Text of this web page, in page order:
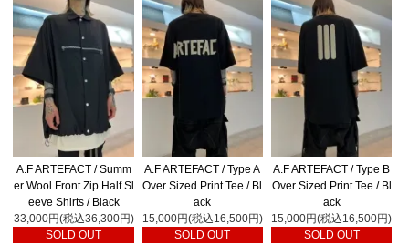
A.F ARTEFACT / Summ
er Wool Front Zip Half Sl
eeve Shirts / Black
33,000円(税込36,300円)
SOLD OUT
A.F ARTEFACT / Type A
Over Sized Print Tee / Bl
ack
15,000円(税込16,500円)
SOLD OUT
A.F ARTEFACT / Type B
Over Sized Print Tee / Bl
ack
15,000円(税込16,500円)
SOLD OUT